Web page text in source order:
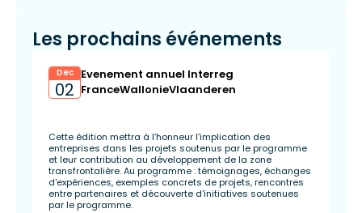
Les prochains événements
Dec
02
Evenement annuel Interreg
FranceWallonieVlaanderen
Cette édition mettra à l’honneur l’implication des
entreprises dans les projets soutenus par le programme
et leur contribution au développement de la zone
transfrontalière. Au programme : témoignages, échanges
d'expériences, exemples concrets de projets, rencontres
entre partenaires et découverte d'initiatives soutenues
par le programme.